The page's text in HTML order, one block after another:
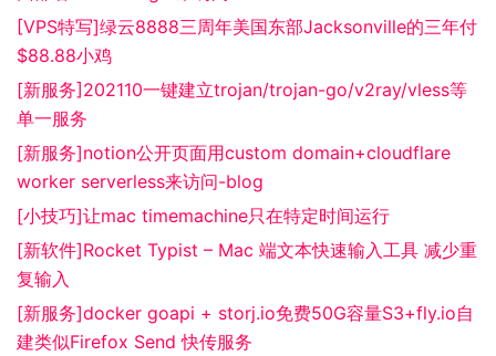
[VPS特写]绿云8888三周年美国东部Jacksonville的三年付
$88.88小鸡
[新服务]202110一键建立trojan/trojan-go/v2ray/vless等
单一服务
[新服务]notion公开页面用custom domain+cloudflare
worker serverless来访问-blog
[小技巧]让mac timemachine只在特定时间运行
[新软件]Rocket Typist – Mac 端文本快速输入工具 减少重
复输入
[新服务]docker goapi + storj.io免费50G容量S3+fly.io自
建类似Firefox Send 快传服务